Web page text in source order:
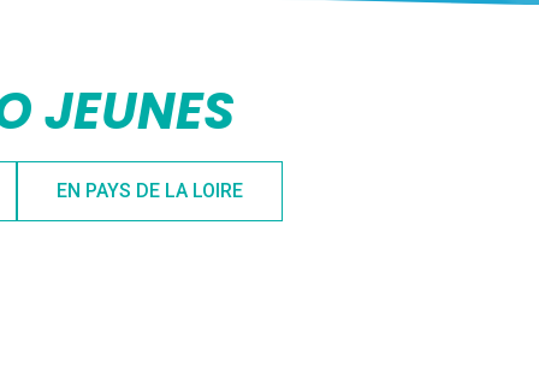
JEUNES
EN PAYS DE LA LOIRE